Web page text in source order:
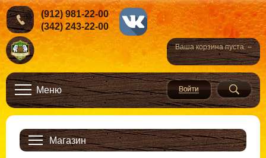
Ваша корзина пуста. –
(912) 981-22-00
(342) 243-22-00
Меню
Магазин